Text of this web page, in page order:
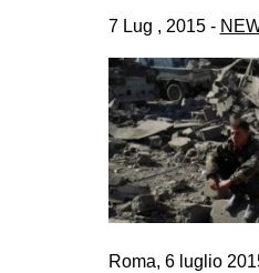
7 Lug , 2015 -
Roma, 6 luglio